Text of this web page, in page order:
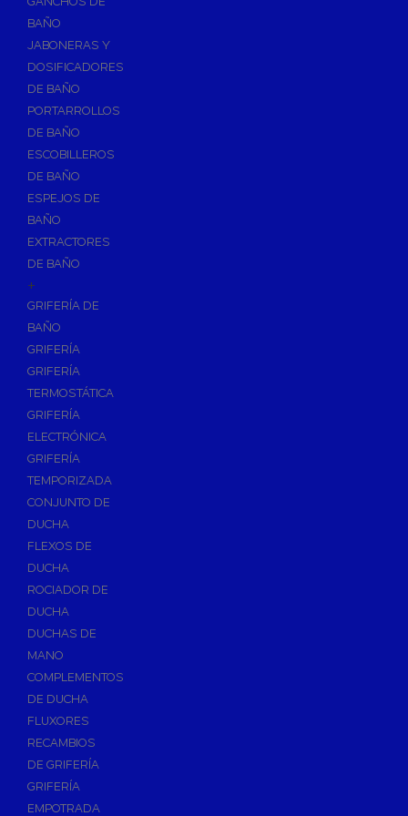
Accesorios y Grupos Contra Incendios
Calderas y estufas de biomasa
Sistemas de Energía Solar Térmica
Estructuras de soporte
Sistemas de Aerotermia
Sistemas de Energía Solar Fotovoltaica
Paneles
Inversores
Baterías
Estructuras
Fontanería
Aislamientos para Tuberías
Accesorios para Instalación de Gas
Válvulas para Gas
Accesorios y Repuestos de Gas
Baterias y Contadores
Bombas
Bombas Sumergibles
Bombas de Drenaje y Residual
Bombas de Superficies Horizontal y Vertical
Desagües
Válvulas de Desagüe
Válvulas para Platos de Ducha y Bañeras
Sifones
Sumideros y Botes Sifónicos
Accesorios para Desagüe
Flotadores y Boyas
BAÑO
JABONERAS Y
DOSIFICADORES
DE BAÑO
PORTARROLLOS
DE BAÑO
ESCOBILLEROS
DE BAÑO
ESPEJOS DE
BAÑO
EXTRACTORES
DE BAÑO
+
GRIFERÍA DE
BAÑO
GRIFERÍA
GRIFERÍA
TERMOSTÁTICA
GRIFERÍA
ELECTRÓNICA
GRIFERÍA
TEMPORIZADA
CONJUNTO DE
DUCHA
FLEXOS DE
DUCHA
ROCIADOR DE
DUCHA
DUCHAS DE
MANO
COMPLEMENTOS
DE DUCHA
FLUXORES
RECAMBIOS
DE GRIFERÍA
GRIFERÍA
EMPOTRADA